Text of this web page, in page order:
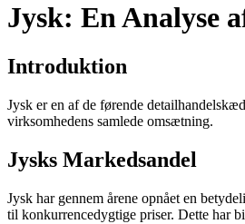
Jysk: En Analyse
Introduktion
Jysk er en af de førende
virksomhedens samlede omsætning.
Jysks Markedsandel
Jysk har gennem årene opnået en
til konkurrencedygtige priser. Dette har